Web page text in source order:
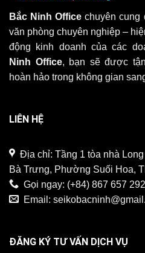
Bắc Ninh Office chuyên cung
văn phòng chuyên nghiệp –
động kinh doanh của các
Ninh Office, bạn sẽ được
hoàn hảo trong không gian
LIÊN HỆ
Địa chỉ: Tầng 1 tòa nhà
Bà Trưng, Phường Suối Hoa,
Gọi ngay: (+84) 867 657 292
Email:
ĐĂNG KÝ TƯ VẤN DỊCH VỤ